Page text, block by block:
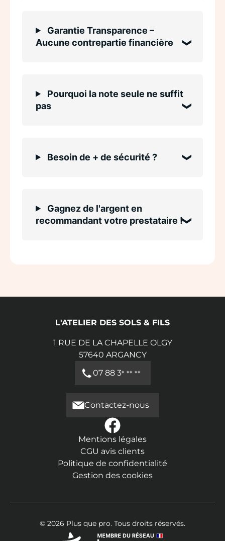
Garantie Transparence –
Aucune contrepartie financière
Pourquoi la note seule ne suffit
pas
Besoin de + de sécurité ?
Gagnez de l'argent en
recommandant votre prestataire !
L'ATELIER DES SOLS & FILS
1 RUE DE LA CHAPELLE OLGY
57640 ARGANCY
07 88 3* ** **
Contactez-nous
Mentions légales
CGU avis clients
Politique de confidentialité
Gestion des cookies
© 2026 Plus que pro. Tous droits réservés.